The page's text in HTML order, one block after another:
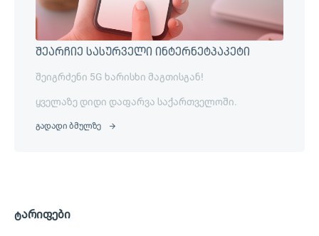
შეარჩიე სასურველი ინტერნეტპაკეტი
შეიგრძენი 5G ხარისხი მაგთისგან!
ყველაზე დიდი დაფარვა საქართველოში.
გადადი ბმულზე
ტარიფები